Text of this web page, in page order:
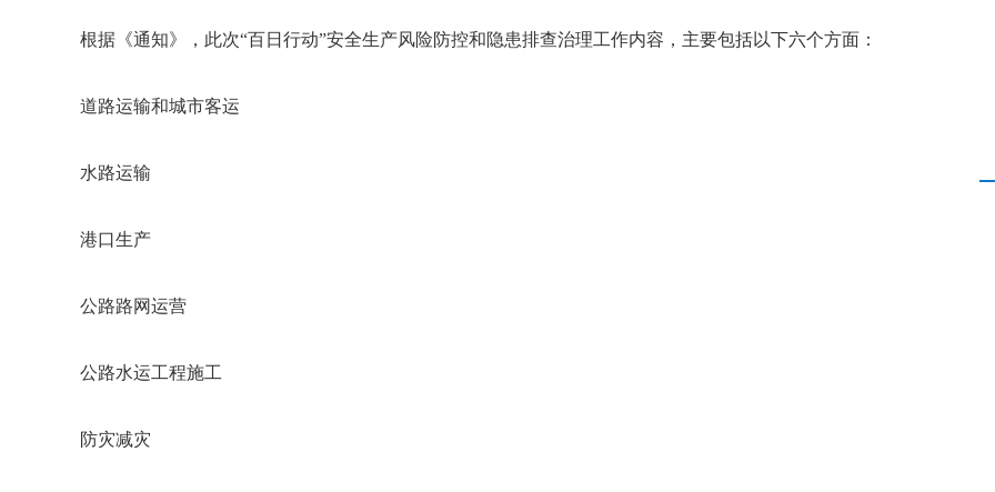
根据《通知》 ，此次“百日行动”安全生产风险防控和隐患排查治理工作内容， 主要包括以下六个方面：
道路运输和城市客运
水路运输
港口生产
公路路网运营
公路水运工程施工
防灾减灾